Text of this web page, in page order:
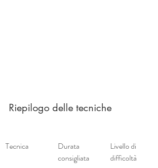
Riepilogo delle tecniche
Tecnica
Durata
consigliata
Livello di
difficoltà